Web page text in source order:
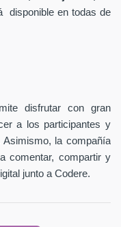
disponible en todas de
disfrutar con gran
a los participantes y
la compañía
acomentar, compartir y
junto a Codere.